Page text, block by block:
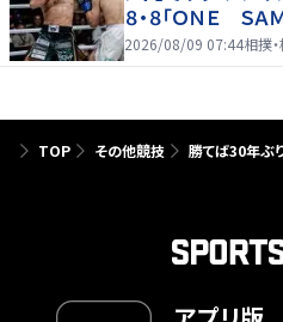
８・８「ＯＮＥ ＳＡ
2026/08/09 07:44相撲
TOP その他競技 勝てば30年ぶ